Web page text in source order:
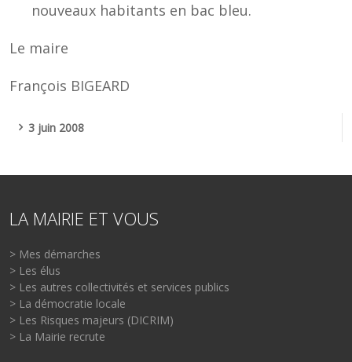
nouveaux habitants en bac bleu.
Le maire
François BIGEARD
3 juin 2008
LA MAIRIE ET VOUS
> Mes démarches
> Les élus
> Les autres collectivités et services publics
> La démocratie locale
> Les Risques majeurs (DICRIM)
> La Mairie recrute